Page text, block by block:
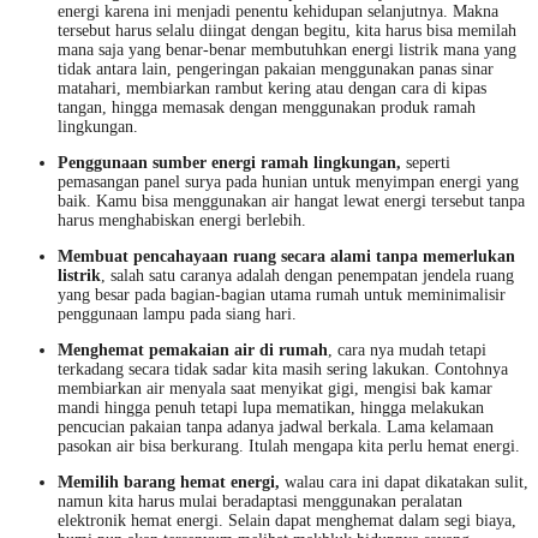
energi karena ini menjadi penentu kehidupan selanjutnya. Makna
tersebut harus selalu diingat dengan begitu, kita harus bisa memilah
mana saja yang benar-benar membutuhkan energi listrik mana yang
tidak antara lain, pengeringan pakaian menggunakan panas sinar
matahari, membiarkan rambut kering atau dengan cara di kipas
tangan, hingga memasak dengan menggunakan produk ramah
lingkungan.
Penggunaan sumber energi ramah lingkungan, seperti
pemasangan panel surya pada hunian untuk menyimpan energi yang
baik. Kamu bisa menggunakan air hangat lewat energi tersebut tanpa
harus menghabiskan energi berlebih.
Membuat pencahayaan ruang secara alami tanpa memerlukan
listrik , salah satu caranya adalah dengan penempatan jendela ruang
yang besar pada bagian-bagian utama rumah untuk meminimalisir
penggunaan lampu pada siang hari.
Menghemat pemakaian air di rumah , cara nya mudah tetapi
terkadang secara tidak sadar kita masih sering lakukan. Contohnya
membiarkan air menyala saat menyikat gigi, mengisi bak kamar
mandi hingga penuh tetapi lupa mematikan, hingga melakukan
pencucian pakaian tanpa adanya jadwal berkala. Lama kelamaan
pasokan air bisa berkurang. Itulah mengapa kita perlu hemat energi.
Memilih barang hemat energi, walau cara ini dapat dikatakan sulit,
namun kita harus mulai beradaptasi menggunakan peralatan
elektronik hemat energi. Selain dapat menghemat dalam segi biaya,